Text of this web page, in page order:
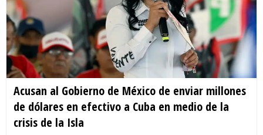
Acusan al Gobierno de México de enviar millones
de dólares en efectivo a Cuba en medio de la
crisis de la Isla